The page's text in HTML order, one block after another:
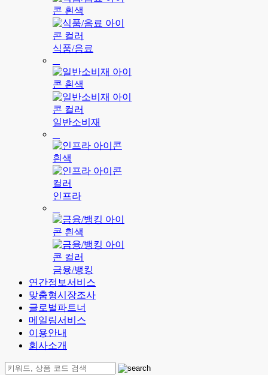
식품/음료
일반소비재
인프라
금융/뱅킹
연간정보서비스
맞춤형시장조사
글로벌파트너
메일링서비스
이용안내
회사소개